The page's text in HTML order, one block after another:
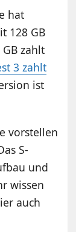
hat
128 GB
zahlt
3 zahlt
ist
vorstellen
S-
und
wissen
auch